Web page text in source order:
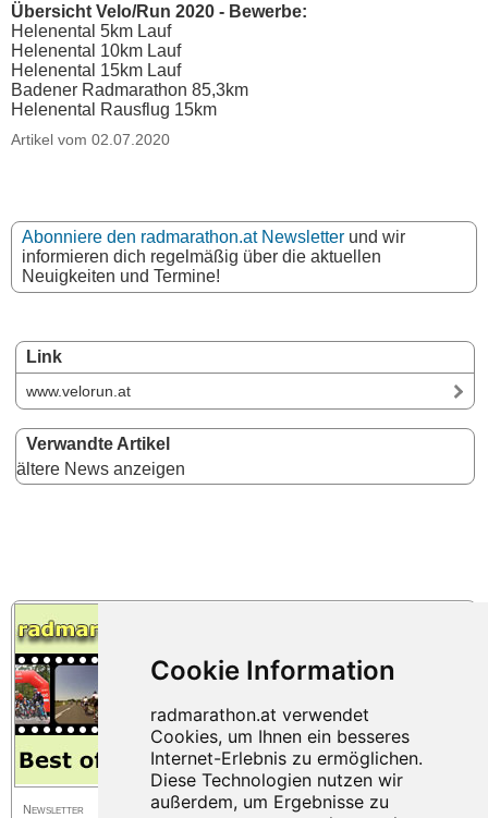
Link
www.velorun.at
Verwandte Artikel
ältere News anzeigen
Übersicht Velo/Run 2020 - Bewerbe:
Helenental 5km Lauf
Helenental 10km Lauf
Helenental 15km Lauf
Badener Radmarathon 85,3km
Helenental Rausflug 15km
Artikel vom 02.07.2020
Abonniere den radmarathon.at Newsletter und wir
informieren dich regelmäßig über die aktuellen
Neuigkeiten und Termine!
Newsletter